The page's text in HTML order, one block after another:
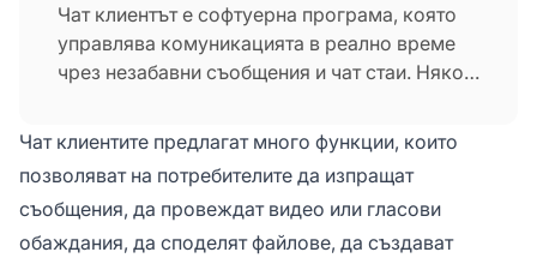
Чат клиентът е софтуерна програма, която
управлява комуникацията в реално време
чрез незабавни съобщения и чат стаи. Някои
програми, които можете да инсталирате на
компютъра или мобилното си устройство,
докато други са достъпни през интернет
браузър. Те са персонализируеми и
потребителят може да настройва цветови
Чат клиентите предлагат много функции, които
позволяват на потребителите да изпращат
съобщения, да провеждат видео или гласови
обаждания, да споделят файлове, да създават